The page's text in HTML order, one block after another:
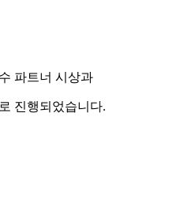
파트너 시상과
진행되었습니다.